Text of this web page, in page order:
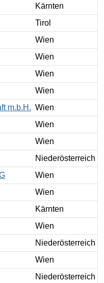
Kärnten
Tirol
Wien
Wien
Wien
Wien
m.b.H. Wien
Wien
Wien
Niederösterreich
Wien
Wien
Kärnten
Wien
Niederösterreich
Wien
Niederösterreich